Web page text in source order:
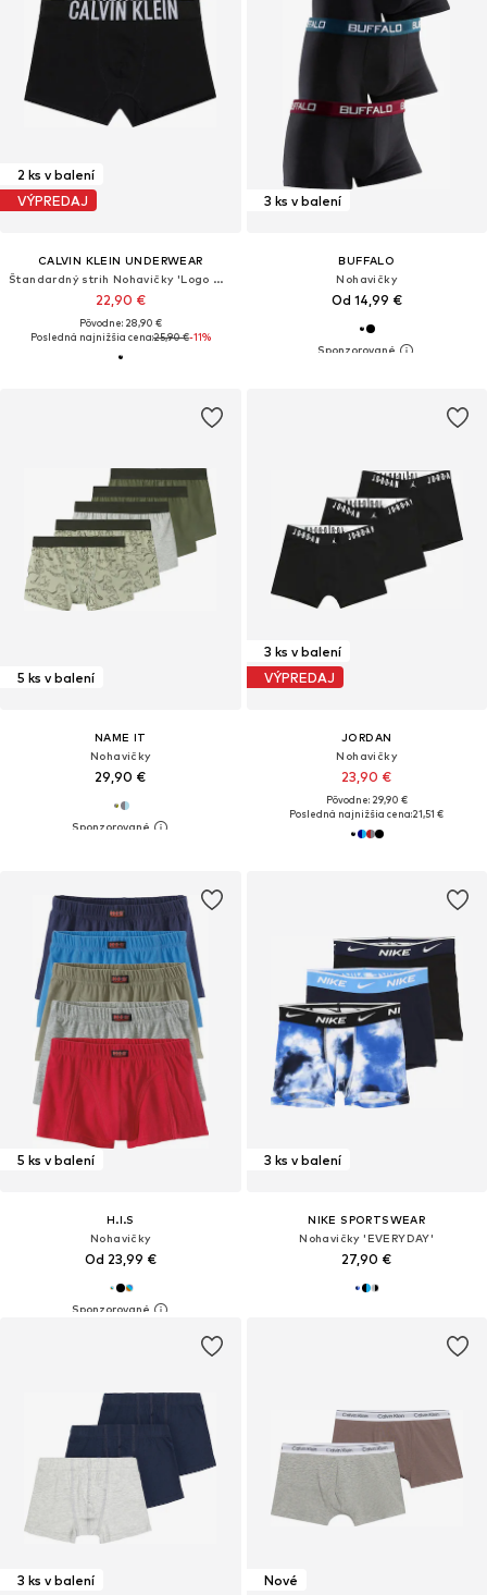
2 ks v balení
VÝPREDAJ
CALVIN KLEIN UNDERWEAR
Štandardný strih Nohavičky 'Logo Waistband Trunks'
22,90 €
Pôvodne: 28,90 €
Posledná najnižšia cena:25,90 €-11%
3 ks v balení
BUFFALO
Nohavičky
Od 14,99 €
5 ks v balení
NAME IT
Nohavičky
29,90 €
3 ks v balení
VÝPREDAJ
JORDAN
Nohavičky
23,90 €
Pôvodne: 29,90 €
Posledná najnižšia cena:21,51 €
5 ks v balení
H.I.S
Nohavičky
Od 23,99 €
3 ks v balení
NIKE SPORTSWEAR
Nohavičky 'EVERYDAY'
27,90 €
3 ks v balení Nové